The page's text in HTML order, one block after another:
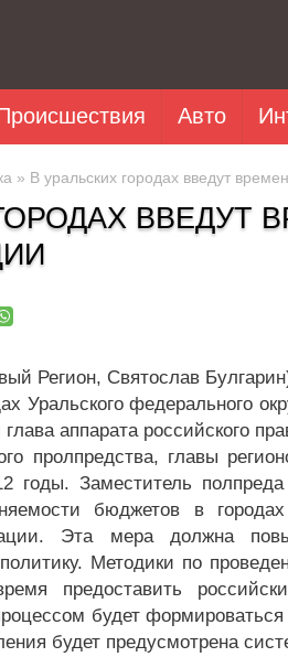
Авто
» В уральских городах введут
Регион, Святослав
Уральского федерального
аппарата российского
пролпредства, главы
годы. Заместитель
бюджетов в
Эта мера должна
Методики по
предоставить
будет формироваться
будет предусмотрена